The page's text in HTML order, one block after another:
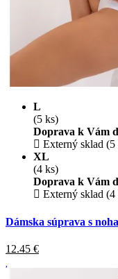
L
(5 ks)
Doprava k Vám
Externý sklad (5
XL
(4 ks)
Doprava k Vám
Externý sklad (4
Dámska súprava s
12.45 €